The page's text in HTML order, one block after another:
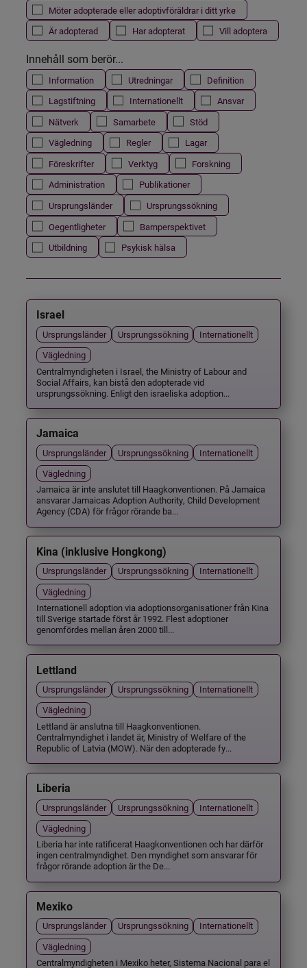
Möter adopterade eller adoptivföräldrar i ditt yrke
Är adopterad
Har adopterat Vill adoptera
Innehåll som berör...
Information Utredningar
Definition
Lagstiftning
Internationellt
Ansvar
Nätverk
Samarbete
Stöd
Vägledning
Regler
Lagar
Föreskrifter
Verktyg
Forskning
Administration
Publikationer
Ursprungsländer
Ursprungssökning
Oegentligheter
Barnperspektivet
Utbildning
Psykisk hälsa
Israel
Ursprungsländer Ursprungssökning
Internationellt
Vägledning
Centralmyndigheten i Israel, the Ministry of Labour and
Social Affairs, kan bistå den adopterade vid
ursprungssökning. Enligt den israeliska adoption...
Jamaica
Ursprungsländer Ursprungssökning
Internationellt
Vägledning
Jamaica är inte anslutet till Haagkonventionen. På Jamaica
ansvarar Jamaicas Adoption Authority, Child Development
Agency (CDA) för frågor rörande ba...
Kina (inklusive Hongkong)
Ursprungsländer Ursprungssökning
Internationellt
Vägledning
Internationell adoption via adoptionsorganisationer från Kina
till Sverige startade först år 1992. Flest adoptioner
genomfördes mellan åren 2000 till...
Lettland
Ursprungsländer Ursprungssökning
Internationellt
Vägledning
Lettland är anslutna till Haagkonventionen.
Centralmyndighet i landet är, Ministry of Welfare of the
Republic of Latvia (MOW). När den adopterade fy...
Liberia
Ursprungsländer Ursprungssökning
Internationellt
Vägledning
Liberia har inte ratificerat Haagkonventionen och har därför
ingen centralmyndighet. Den myndighet som ansvarar för
frågor rörande adoption är the De...
Mexiko
Ursprungsländer Ursprungssökning
Internationellt
Vägledning
Centralmyndigheten i Mexiko heter, Sistema Nacional para el